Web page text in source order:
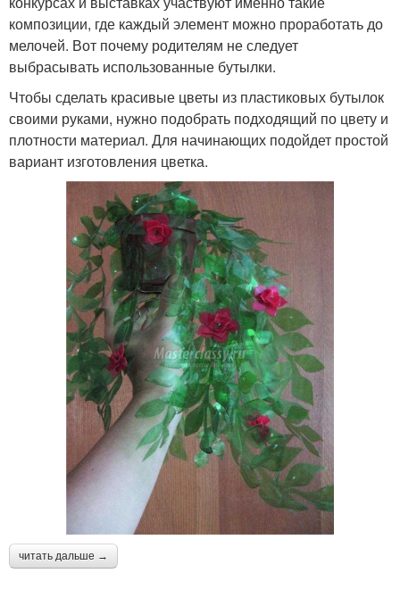
композиции, где каждый элемент можно проработать до
мелочей. Вот почему родителям не следует
выбрасывать использованные бутылки.
Чтобы сделать красивые цветы из пластиковых бутылок
своими руками, нужно подобрать подходящий по цвету и
плотности материал. Для начинающих подойдет простой
вариант изготовления цветка.
читать дальше →